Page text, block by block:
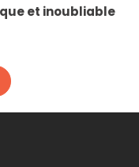
et inoubliable